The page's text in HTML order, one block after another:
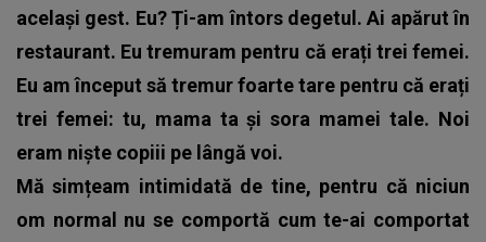
același gest. Eu? Ți-am întors degetul.Ai apărut în
restaurant. Eu tremuram pentru că erați trei femei.
Eu am început să tremur foarte tare pentru că erați
trei femei: tu, mama ta și sora mamei tale. Noi
eram niște copiii pe lângă voi.
Mă simțeam intimidată de tine, pentru că niciun
om normal nu se comportă cum te-ai comportat